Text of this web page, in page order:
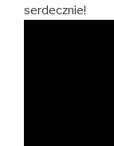
serdecznie!